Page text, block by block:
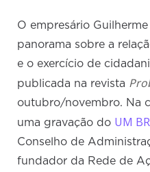
O empresário
panorama sobre a
e o exercício de
publicada na revista
outubro/novembro. Na
uma gravação do UM
Conselho de
fundador da Rede de